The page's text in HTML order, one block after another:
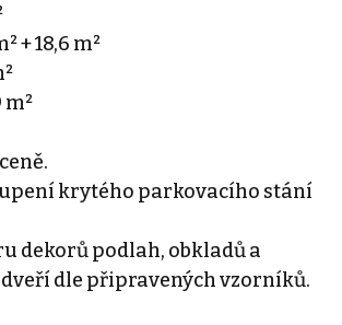
+ 18,6 m²
m²
krytého parkovacího stání
dekorů podlah, obkladů a
dle připravených vzorníků.